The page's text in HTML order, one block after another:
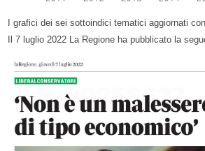
I grafici dei sei sottoindici tematici aggiornati
Il 7 luglio 2022 La Regione ha pubblicato la